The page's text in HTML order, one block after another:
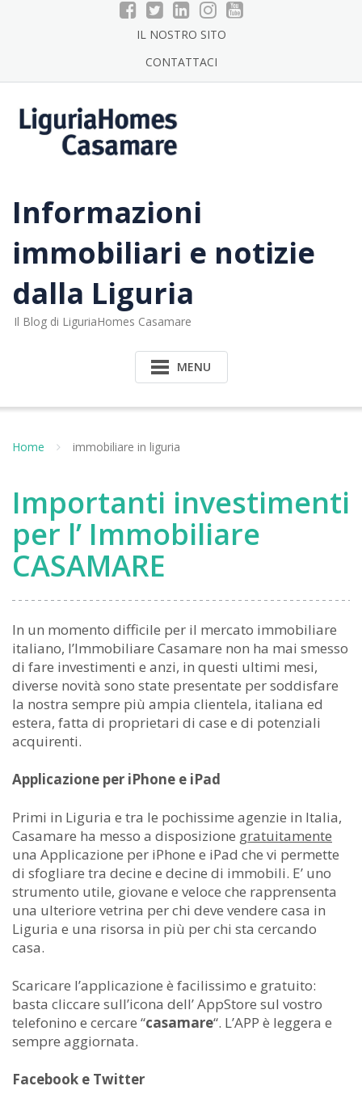
IL NOSTRO SITO
CONTATTACI
Informazioni
immobiliari e notizie
dalla Liguria
Il Blog di LiguriaHomes Casamare
MENU
Home immobiliare in liguria
Importanti investimenti
per l’ Immobiliare
CASAMARE
In un momento difficile per il mercato immobiliare
italiano, l’Immobiliare Casamare non ha mai smesso
di fare investimenti e anzi, in questi ultimi mesi,
diverse novità sono state presentate per soddisfare
la nostra sempre più ampia clientela, italiana ed
estera, fatta di proprietari di case e di potenziali
acquirenti.
Applicazione per iPhone e iPad
Primi in Liguria e tra le pochissime agenzie in Italia,
Casamare ha messo a disposizione gratuitamente
una Applicazione per iPhone e iPad che vi permette
di sfogliare tra decine e decine di immobili. E’ uno
strumento utile, giovane e veloce che rapprensenta
una ulteriore vetrina per chi deve vendere casa in
Liguria e una risorsa in più per chi sta cercando
casa.
Scaricare l’applicazione è facilissimo e gratuito:
basta cliccare sull’icona dell’ AppStore sul vostro
telefonino e cercare “casamare“. L’APP è leggera e
sempre aggiornata.
Facebook e Twitter